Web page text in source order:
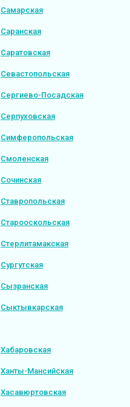
Самарская
Саранская
Саратовская
Севастопольская
Сергиево-Посадская
Серпуховская
Симферопольская
Смоленская
Сочинская
Ставропольская
Старооскольская
Стерлитамакская
Сургутская
Сызранская
Сыктывкарская
Хабаровская
Ханты-Мансийская
Хасавюртовская